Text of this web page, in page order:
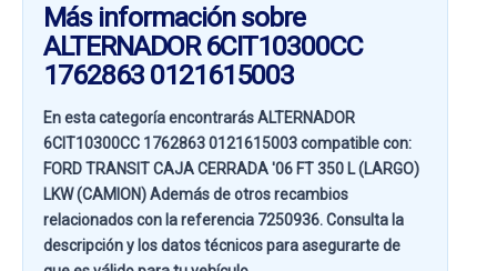
Más información sobre
ALTERNADOR 6CIT10300CC
1762863 0121615003
En esta categoría encontrarás ALTERNADOR
6CIT10300CC 1762863 0121615003 compatible con:
FORD TRANSIT CAJA CERRADA '06 FT 350 L (LARGO)
LKW (CAMION)Además de otros recambios
relacionados con la referencia 7250936. Consulta la
descripción y los datos técnicos para asegurarte de